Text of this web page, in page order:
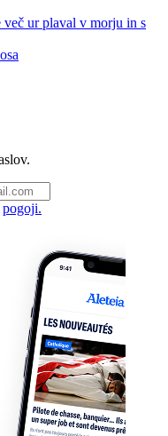
ur plaval v morju in s
pogoji.